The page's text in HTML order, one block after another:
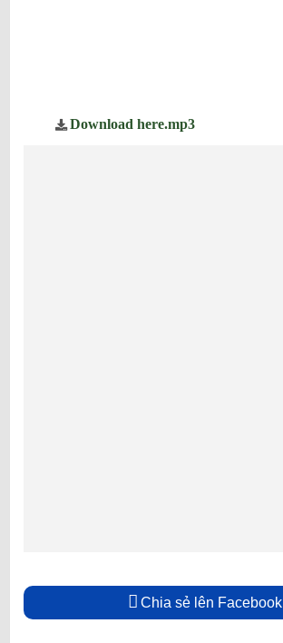
Download here.mp3
Chia sẻ lên Facebook